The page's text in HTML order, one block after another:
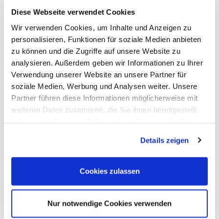
Diese Webseite verwendet Cookies
Wir verwenden Cookies, um Inhalte und Anzeigen zu
personalisieren, Funktionen für soziale Medien anbieten
zu können und die Zugriffe auf unsere Website zu
analysieren. Außerdem geben wir Informationen zu Ihrer
Verwendung unserer Website an unsere Partner für
soziale Medien, Werbung und Analysen weiter. Unsere
Partner führen diese Informationen möglicherweise mit
weiteren Daten zusammen, die Sie ihnen bereitgestellt
Cookies, wenn Sie unsere Webseite weiterhin nutzen.
Details zeigen
Cookies zulassen
Nur notwendige Cookies verwenden
Fazit
CLOUDFEST26 läuft noch – und
genau darin liegt die besondere
Dynamik dieses Moments.
Während weiterhin diskutiert,
vernetzt und entschieden wird, zeigt
des Internets in Echtzeit gestaltet
Ein Event, das nicht nur Impulse